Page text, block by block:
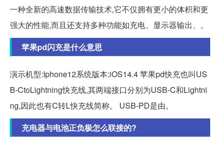
一种全新的高速数据传输技术,它不仅拥有更小的体积和更
强大的性能,而且还支持多种功能如充电、显示器输出、。
苹果pd闪充是什么意思
演示机型:Iphone12系统版本:iOS14.4 苹果pd快充也叫US
B-CtoLightning快充线,其两端接口分别为USB-C和Lightni
ng,因此也有C转L快充线简称。 USB-PD是由。
充电器与电池正负极怎么联接的?